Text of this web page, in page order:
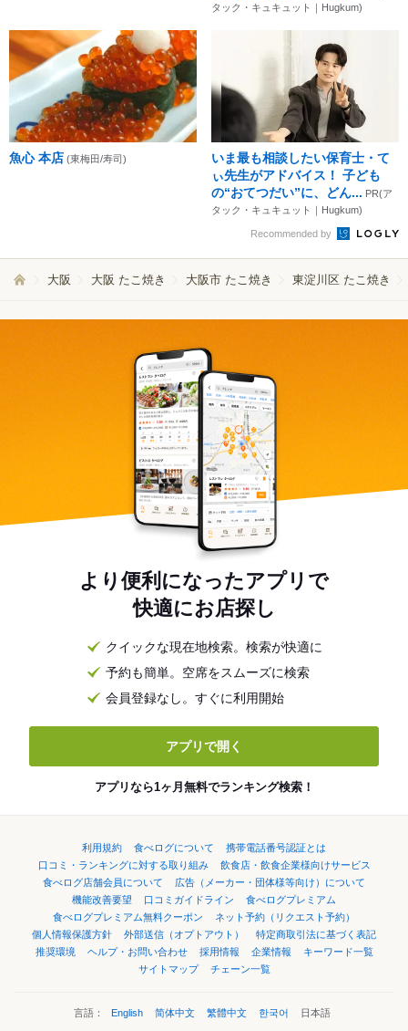
タック・キュキュット｜Hugkum)
魚心 本店 (東梅田/寿司)
いま最も相談したい保育士・て
ぃ先生がアドバイス！ 子ども
の“おてつだい”に、どん... PR(ア
タック・キュキュット｜Hugkum)
Recommended by
大阪 大阪 たこ焼き 大阪市 たこ焼き 東淀川区 たこ焼き
より便利になったアプリで
快適にお店探し
クイックな現在地検索。検索が快適に
予約も簡単。空席をスムーズに検索
会員登録なし。すぐに利用開始
アプリで開く
アプリなら1ヶ月無料でランキング検索！
利用規約 食べログについて
携帯電話番号認証とは
口コミ・ランキングに対する取り組み
飲食店・飲食企業様向けサービス
食べログ店舗会員について
広告（メーカー・団体様等向け）について
機能改善要望
口コミガイドライン
食べログプレミアム
食べログプレミアム無料クーポン
ネット予約（リクエスト予約）
個人情報保護方針
外部送信（オプトアウト）
特定商取引法に基づく表記
推奨環境
ヘルプ・お問い合わせ 採用情報 企業情報
キーワード一覧
サイトマップ
チェーン一覧
言語： English 简体中文 繁體中文 한국어 日本語